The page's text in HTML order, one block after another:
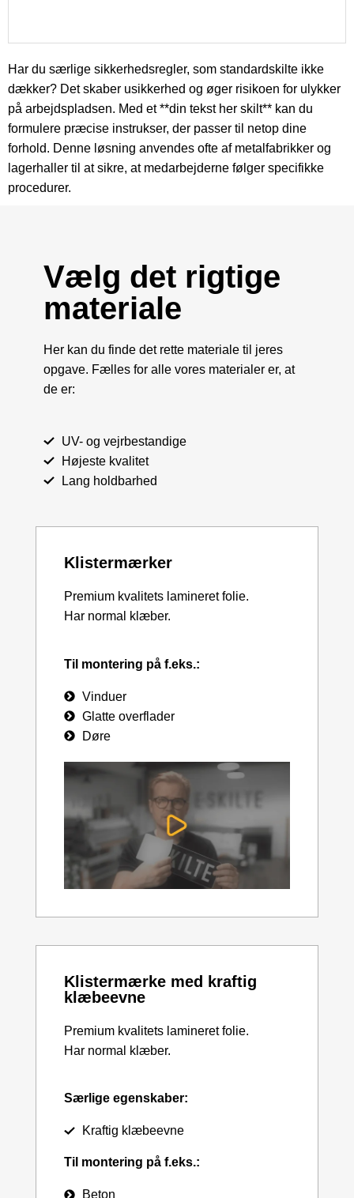
Har du særlige sikkerhedsregler, som standardskilte ikke
dækker? Det skaber usikkerhed og øger risikoen for ulykker
på arbejdspladsen. Med et **din tekst her skilt** kan du
formulere præcise instrukser, der passer til netop dine
forhold. Denne løsning anvendes ofte af metalfabrikker og
lagerhaller til at sikre, at medarbejderne følger specifikke
procedurer.
Vælg det rigtige
materiale
Her kan du finde det rette materiale til jeres
opgave. Fælles for alle vores materialer er, at
de er:
UV- og vejrbestandige
Højeste kvalitet
Lang holdbarhed
Klistermærker
Premium kvalitets lamineret folie.
Har normal klæber.
Til montering på f.eks.:
Vinduer
Glatte overflader
Døre
Klistermærke med kraftig
klæbeevne
Premium kvalitets lamineret folie.
Har normal klæber.
Særlige egenskaber:
Kraftig klæbeevne
Til montering på f.eks.:
Beton